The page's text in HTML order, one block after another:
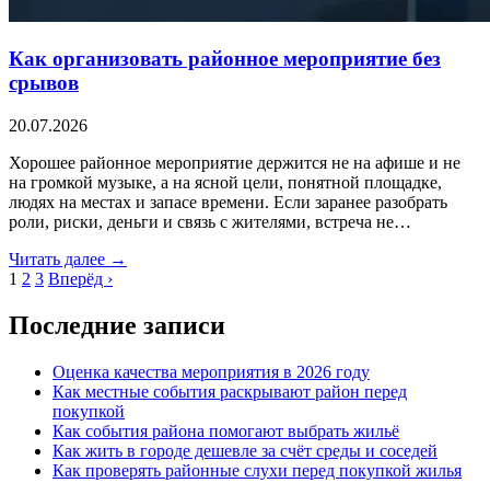
Как организовать районное мероприятие без
срывов
20.07.2026
Хорошее районное мероприятие держится не на афише и не
на громкой музыке, а на ясной цели, понятной площадке,
людях на местах и запасе времени. Если заранее разобрать
роли, риски, деньги и связь с жителями, встреча не…
Читать далее →
1 2 3 Вперёд ›
Последние записи
Оценка качества мероприятия в 2026 году
Как местные события раскрывают район перед
покупкой
Как события района помогают выбрать жильё
Как жить в городе дешевле за счёт среды и соседей
Как проверять районные слухи перед покупкой жилья